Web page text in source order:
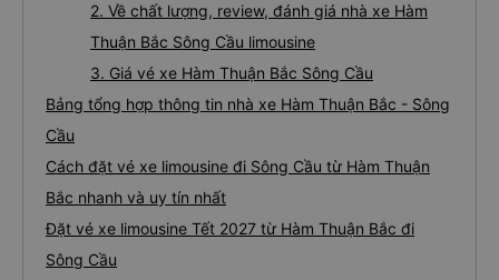
2. Về chất lượng, review, đánh giá nhà xe Hàm
Thuận Bắc Sông Cầu limousine
3. Giá vé xe Hàm Thuận Bắc Sông Cầu
Bảng tổng hợp thông tin nhà xe Hàm Thuận Bắc - Sông
Cầu
Cách đặt vé xe limousine đi Sông Cầu từ Hàm Thuận
Bắc nhanh và uy tín nhất
Đặt vé xe limousine Tết 2027 từ Hàm Thuận Bắc đi
Sông Cầu